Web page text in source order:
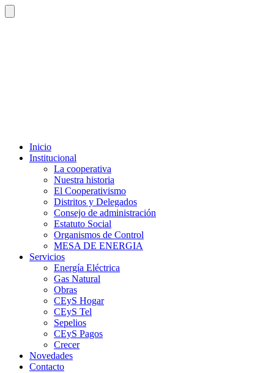
Inicio
Institucional
La cooperativa
Nuestra historia
El Cooperativismo
Distritos y Delegados
Consejo de administración
Estatuto Social
Organismos de Control
MESA DE ENERGIA
Servicios
Energía Eléctrica
Gas Natural
Obras
CEyS Hogar
CEyS Tel
Sepelios
CEyS Pagos
Crecer
Novedades
Contacto